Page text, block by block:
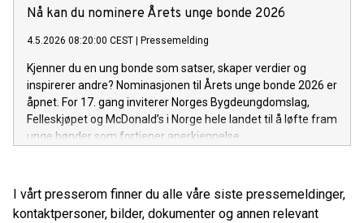
Nå kan du nominere Årets unge bonde 2026
4.5.2026 08:20:00 CEST Pressemelding
Kjenner du en ung bonde som satser, skaper verdier og
inspirerer andre? Nominasjonen til Årets unge bonde 2026 er
åpnet. For 17. gang inviterer Norges Bygdeungdomslag,
Felleskjøpet og McDonald’s i Norge hele landet til å løfte fram
unge bønder som fortjener anerkjennelse.
I vårt presserom finner du alle våre siste pressemeldinger,
kontaktpersoner, bilder, dokumenter og annen relevant